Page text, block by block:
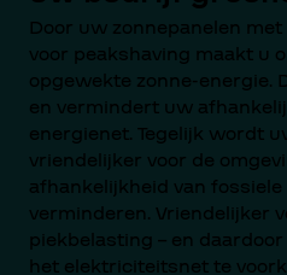
Door uw zonnepanelen
voor peakshaving maakt u
opgewekte zonne-energie.
en vermindert uw
energienet. Tegelijk wordt
vriendelijker voor de
afhankelijkheid van
verminderen. Vriendelijker
piekbelasting – en
het elektriciteitsnet te